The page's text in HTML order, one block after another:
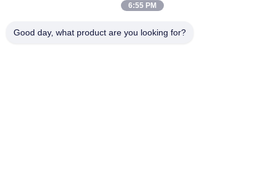
Soziale Medien
6:55 PM
Good day, what product are you looking for?